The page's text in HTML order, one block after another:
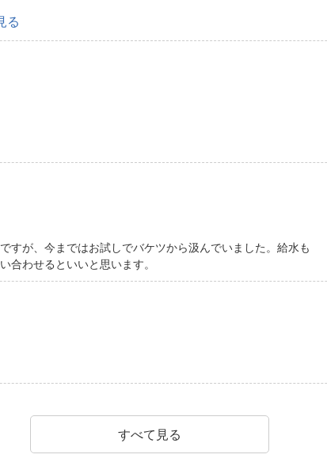
る
すが、今まではお試しでバケツから汲んでいました。給水も
合わせるといいと思います。
すべて見る